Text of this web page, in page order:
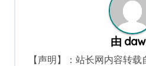
由
【声明】：站长网内容转